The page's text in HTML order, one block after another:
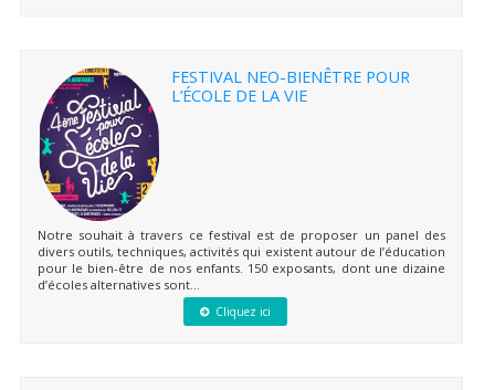
FESTIVAL NEO-BIENÊTRE POUR
L’ÉCOLE DE LA VIE
Notre souhait à travers ce festival est de proposer un panel des
divers outils, techniques, activités qui existent autour de l’éducation
pour le bien-être de nos enfants. 150 exposants, dont une dizaine
d’écoles alternatives sont...
Cliquez ici